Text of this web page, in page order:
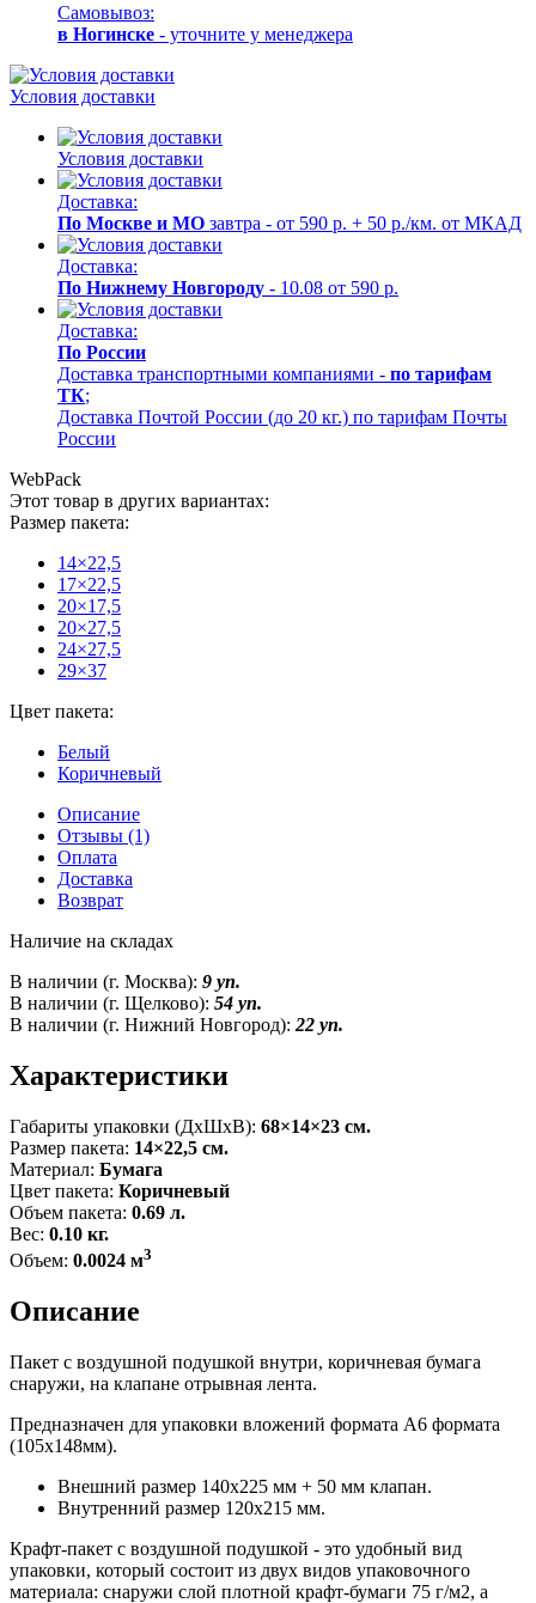
Самовывоз:
в Ногинске - уточните у менеджера
Условия доставки
Условия доставки
Доставка:
По Москве и МО завтра - от 590 р. + 50 р./км. от МКАД
Доставка:
По Нижнему Новгороду - 10.08 от 590 р.
Доставка:
По России
Доставка транспортными компаниями - по тарифам
ТК;
Доставка Почтой России (до 20 кг.) по тарифам Почты
России
WebPack
Этот товар в других вариантах:
Размер пакета:
14×22,5
17×22,5
20×17,5
20×27,5
24×27,5
29×37
Цвет пакета:
Белый
Коричневый
Описание
Отзывы (1)
Оплата
Доставка
Возврат
Наличие на складах
В наличии (г. Москва): 9 уп.
В наличии (г. Щелково): 54 уп.
В наличии (г. Нижний Новгород): 22 уп.
Характеристики
Габариты упаковки (ДxШxВ): 68×14×23 см.
Размер пакета: 14×22,5 см.
Материал: Бумага
Цвет пакета: Коричневый
Объем пакета: 0.69 л.
Вес: 0.10 кг.
Объем: 0.0024 м3
Описание
Пакет с воздушной подушкой внутри, коричневая бумага
снаружи, на клапане отрывная лента.
Предназначен для упаковки вложений формата А6 формата
(105х148мм).
Внешний размер 140х225 мм + 50 мм клапан.
Внутренний размер 120х215 мм.
Крафт-пакет с воздушной подушкой - это удобный вид
упаковки, который состоит из двух видов упаковочного
материала: снаружи слой плотной крафт-бумаги 75 г/м2, а